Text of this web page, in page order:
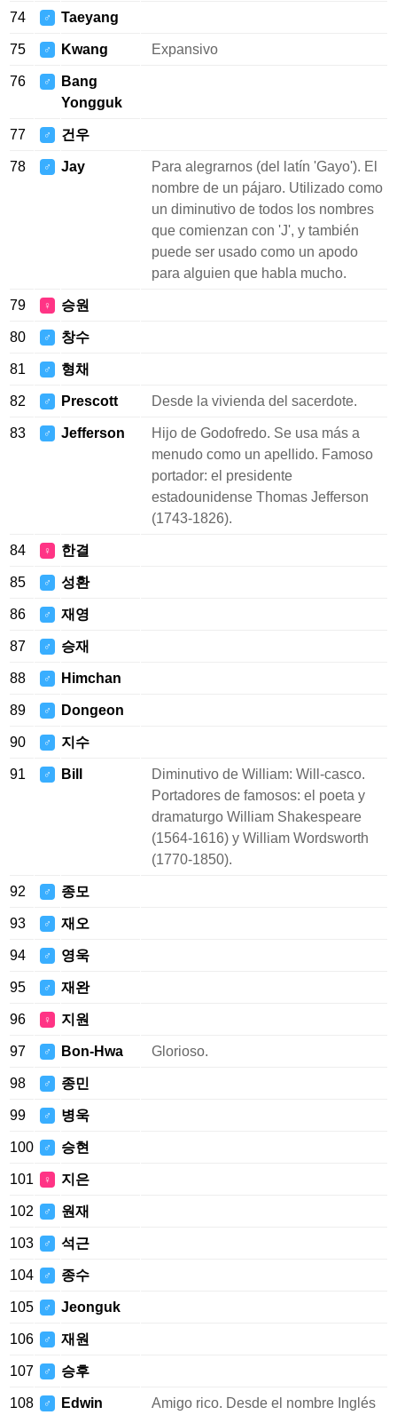
74 ♂ Taeyang
75 ♂ Kwang Expansivo
76 ♂
Bang
Yongguk
77 ♂ 건우
78 ♂ Jay
Para alegrarnos (del latín 'Gayo'). El
nombre de un pájaro. Utilizado como
un diminutivo de todos los nombres
que comienzan con 'J', y también
puede ser usado como un apodo
para alguien que habla mucho.
79 ♀ 승원
80 ♂ 창수
81 ♂ 형채
82 ♂ Prescott Desde la vivienda del sacerdote.
83 ♂ Jefferson
Hijo de Godofredo. Se usa más a
menudo como un apellido. Famoso
portador: el presidente
estadounidense Thomas Jefferson
(1743-1826).
84 ♀ 한결
85 ♂ 성환
86 ♂ 재영
87 ♂ 승재
88 ♂ Himchan
89 ♂ Dongeon
90 ♂ 지수
91 ♂ Bill
Diminutivo de William: Will-casco.
Portadores de famosos: el poeta y
dramaturgo William Shakespeare
(1564-1616) y William Wordsworth
(1770-1850).
92 ♂ 종모
93 ♂ 재오
94 ♂ 영욱
95 ♂ 재완
96 ♀ 지원
97 ♂ Bon-Hwa Glorioso.
98 ♂ 종민
99 ♂ 병욱
100 ♂ 승현
101 ♀ 지은
102 ♂ 원재
103 ♂ 석근
104 ♂ 종수
105 ♂ Jeonguk
106 ♂ 재원
107 ♂ 승후
108 ♂ Edwin
Amigo rico. Desde el nombre Inglés